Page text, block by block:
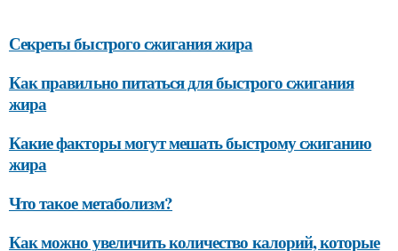
Секреты быстрого сжигания жира
Как правильно питаться для быстрого сжигания
жира
Какие факторы могут мешать быстрому сжиганию
жира
Что такое метаболизм?
Как можно увеличить количество калорий, которые